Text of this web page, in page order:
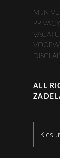
MIJN
PRIVACY
ALL